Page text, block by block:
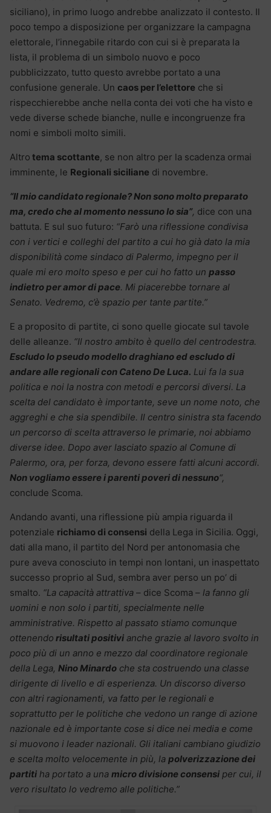
siciliano), in primo luogo andrebbe analizzato il contesto. Il
poco tempo a disposizione per organizzare la campagna
elettorale, l’innegabile ritardo con cui si è preparata la
lista, il problema di un simbolo nuovo e poco
pubblicizzato, tutto questo avrebbe portato a una
confusione generale. Un caos per l’elettore che si
rispecchierebbe anche nella conta dei voti che ha visto e
vede diverse schede bianche, nulle e incongruenze fra
nomi e simboli molto simili.
Altro tema scottante, se non altro per la scadenza ormai
imminente, le Regionali siciliane di novembre.
“Il mio candidato regionale? Non sono molto preparato
ma, credo che al momento nessuno lo sia”, dice con una
battuta. E sul suo futuro: “Farò una riflessione condivisa
con i vertici e colleghi del partito a cui ho già dato la mia
disponibilità come sindaco di Palermo, impegno per il
quale mi ero molto speso e per cui ho fatto un passo
indietro per amor di pace. Mi piacerebbe tornare al
Senato. Vedremo, c’è spazio per tante partite.”
E a proposito di partite, ci sono quelle giocate sul tavole
delle alleanze. “Il nostro ambito è quello del centrodestra.
Escludo lo pseudo modello draghiano ed escludo di
andare alle regionali con Cateno De Luca. Lui fa la sua
politica e noi la nostra con metodi e percorsi diversi. La
scelta del candidato è importante, seve un nome noto, che
aggreghi e che sia spendibile. Il centro sinistra sta facendo
un percorso di scelta attraverso le primarie, noi abbiamo
diverse idee. Dopo aver lasciato spazio al Comune di
Palermo, ora, per forza, devono essere fatti alcuni accordi.
Non vogliamo essere i parenti poveri di nessuno“,
conclude Scoma.
Andando avanti, una riflessione più ampia riguarda il
potenziale richiamo di consensi della Lega in Sicilia. Oggi,
dati alla mano, il partito del Nord per antonomasia che
pure aveva conosciuto in tempi non lontani, un inaspettato
successo proprio al Sud, sembra aver perso un po’ di
smalto. “La capacità attrattiva – dice Scoma – la fanno gli
uomini e non solo i partiti, specialmente nelle
amministrative. Rispetto al passato stiamo comunque
ottenendo risultati positivi anche grazie al lavoro svolto in
poco più di un anno e mezzo dal coordinatore regionale
della Lega, Nino Minardo che sta costruendo una classe
dirigente di livello e di esperienza. Un discorso diverso
con altri ragionamenti, va fatto per le regionali e
soprattutto per le politiche che vedono un range di azione
nazionale ed è importante cose si dice nei media e come
si muovono i leader nazionali. Gli italiani cambiano giudizio
e scelta molto velocemente in più, la polverizzazione dei
partiti ha portato a una micro divisione consensi per cui, il
vero risultato lo vedremo alle politiche.”